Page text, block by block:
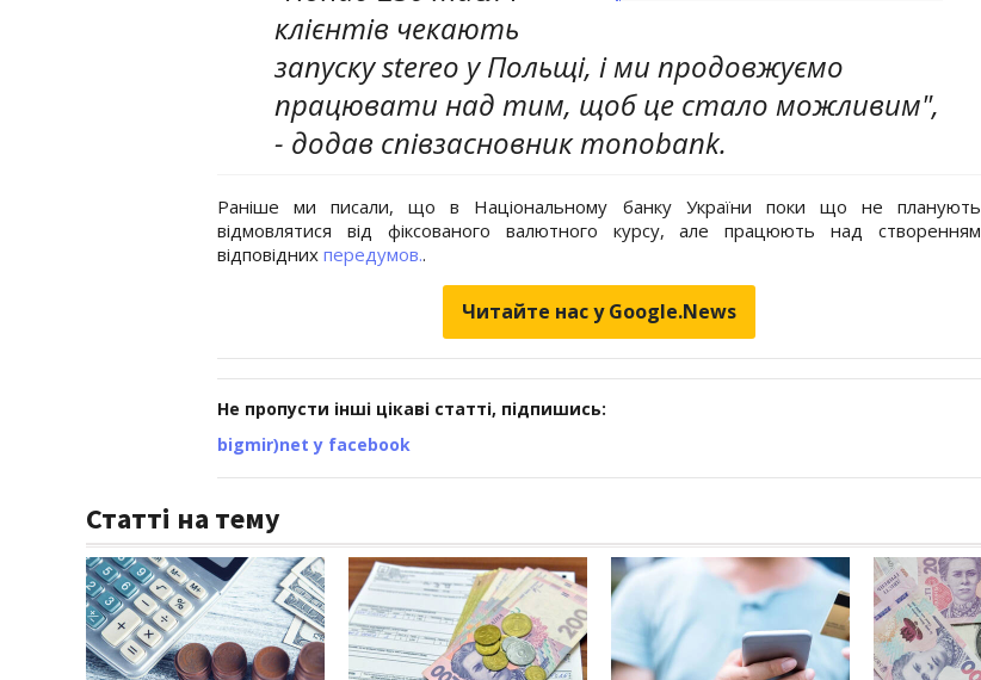
клієнтів чекають
запуску stereo у Польщі, і ми продовжуємо
працювати над тим, щоб це стало можливим",
- додав співзасновник monobank.
Раніше ми писали, що в Національному банку України поки що не планують
відмовлятися від фіксованого валютного курсу, але працюють над створенням
відповідних передумов..
Читайте нас у Google.News
Не пропусти інші цікаві статті, підпишись:
bigmir)net у facebook
Статті на тему